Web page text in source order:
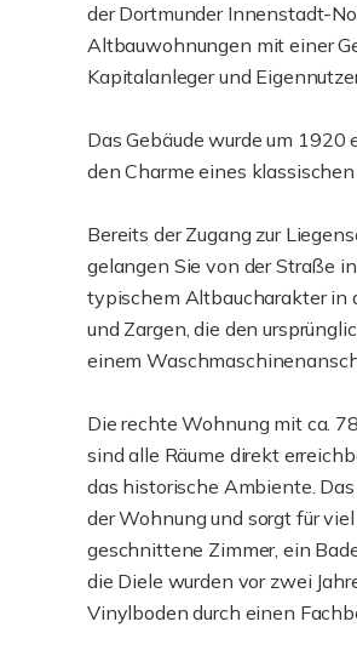
der Dortmunder Innenstadt-
Altbauwohnungen mit einer
Kapitalanleger und
Das Gebäude wurde um
den Charme eines
Bereits der Zugang zur
gelangen Sie von der Straße
typischem Altbaucharakter in
und Zargen, die den
einem
Die rechte Wohnung mit ca.
sind alle Räume direkt
das historische Ambiente.
der Wohnung und sorgt für
geschnittene Zimmer, ein
die Diele wurden vor zwei
Vinylboden durch einen